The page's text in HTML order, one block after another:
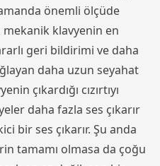
önemli ölçüde
mekanik klavyenin en
geri bildirimi ve daha
daha uzun seyahat
çıkardığı cızırtıyı
daha fazla ses çıkarır
bir ses çıkarır. Şu anda
tamamı olmasa da çoğu